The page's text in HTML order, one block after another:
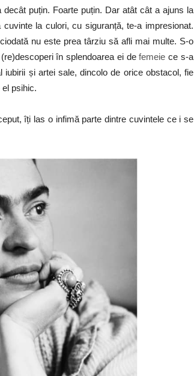
decât puțin. Foarte puțin. Dar atât cât a ajuns la
cuvinte la culori, cu siguranță, te-a impresionat.
nu este prea târziu să afli mai multe. S-o
în splendoarea ei defemeie ce s-a
iubirii și artei sale, dincolo de orice obstacol, fie
psihic.
îți las o infimă parte dintre cuvintele ce i se